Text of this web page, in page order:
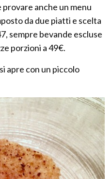
anche un menu
da due piatti e scelta
sempre bevande escluse
porzioni a 49€.
apre con un piccolo